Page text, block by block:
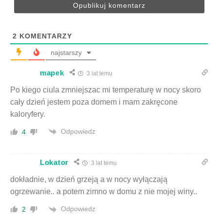
2 KOMENTARZY
najstarszy
mapek 3 lat temu
Po kiego ciula zmniejszac mi temperaturę w nocy skoro
cały dzień jestem poza domem i mam zakręcone
kaloryfery.
4 Odpowiedz
Lokator 3 lat temu
dokładnie, w dzień grzeją a w nocy wyłączają
ogrzewanie.. a potem zimno w domu z nie mojej winy..
2 Odpowiedz